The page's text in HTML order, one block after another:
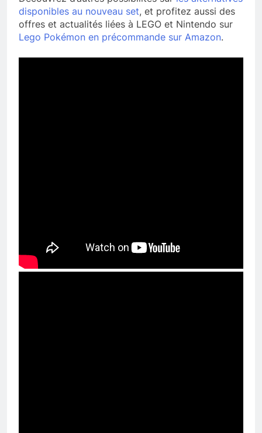
disponibles au nouveau set, et profitez aussi des
offres et actualités liées à LEGO et Nintendo sur
Lego Pokémon en précommande sur Amazon.